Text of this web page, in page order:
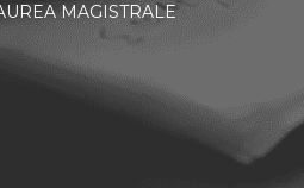
MAGISTRALE